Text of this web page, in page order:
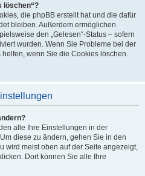
löschen“?
die phpBB erstellt hat und die dafür
bleiben. Außerdem ermöglichen
den „Gelesen“-Status – sofern
wurden. Wenn Sie Probleme bei der
wenn Sie die Cookies löschen.
alle Ihre Einstellungen in der
diese zu ändern, gehen Sie in den
wird meist oben auf der Seite angezeigt,
Dort können Sie alle Ihre